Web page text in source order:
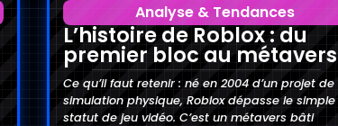
Analyse & Tendances
L’histoire de Roblox : du
premier bloc au métavers
Ce qu’il faut retenir : né en 2004 d’un projet de
simulation physique, Roblox dépasse le simple
statut de jeu vidéo. C’est un métavers bâti